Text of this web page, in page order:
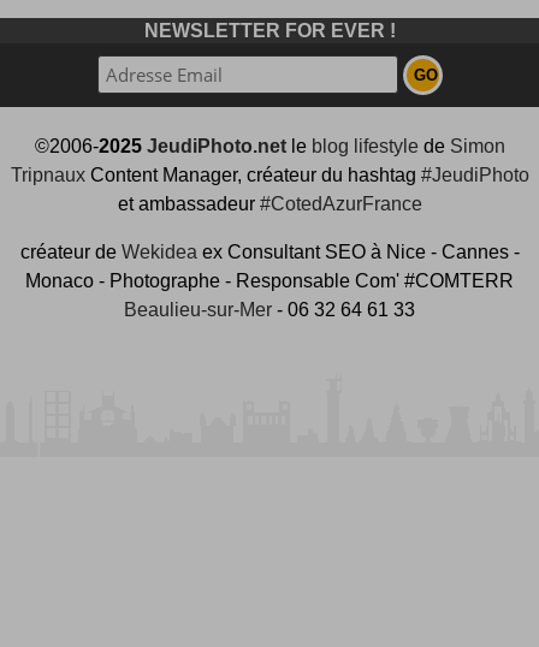
NEWSLETTER FOR EVER !
©2006-2025 JeudiPhoto.netle blog lifestylede Simon
TripnauxContent Manager, créateur du hashtag #JeudiPhoto
et ambassadeur #CotedAzurFrance
créateur de Wekidea ex Consultant SEO à Nice - Cannes -
Monaco - Photographe - Responsable Com' #COMTERR
Beaulieu-sur-Mer - 06 32 64 61 33